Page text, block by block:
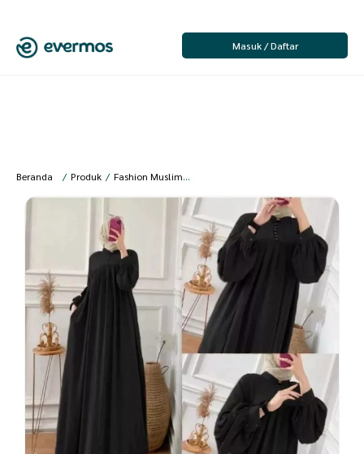
Masuk / Daftar
Beranda / Produk / Fashion Muslim /